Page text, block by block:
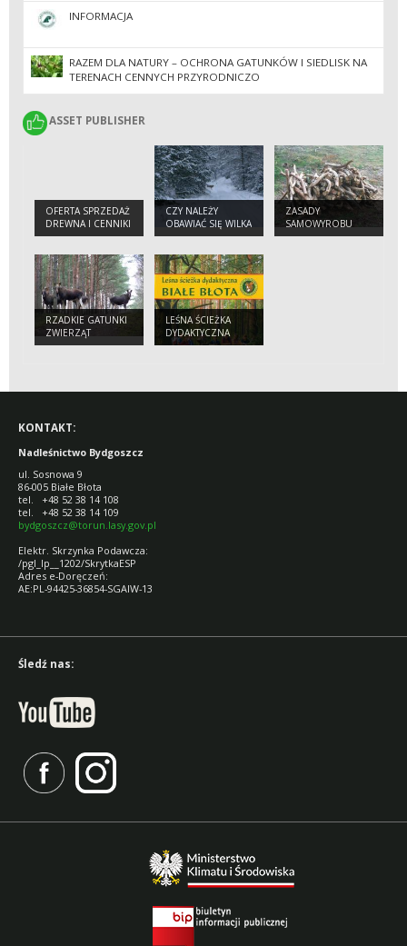
INFORMACJA
RAZEM DLA NATURY – OCHRONA GATUNKÓW I SIEDLISK NA
TERENACH CENNYCH PRZYRODNICZO
ASSET PUBLISHER
ASSET PUBLISHER
OFERTA SPRZEDAŻ
DREWNA I CENNIKI
CZY NALEŻY
OBAWIAĆ SIĘ WILKA
W LESIE ?
ZASADY
SAMOWYROBU
DREWNA
RZADKIE GATUNKI
ZWIERZĄT
CZĘSTSZE POD
LEŚNA ŚCIEŻKA
DYDAKTYCZNA
BIAŁE BŁOTA
KONTAKT:
Nadleśnictwo Bydgoszcz
ul. Sosnowa 9
86-005 Białe Błota
tel. +48 52 38 14 108
tel. +48 52 38 14 109
bydgoszcz@torun.lasy.gov.pl
Elektr. Skrzynka Podawcza:
/pgl_lp__1202/SkrytkaESP
Adres e-Doręczeń:
AE:PL-94425-36854-SGAIW-13
Śledź nas: